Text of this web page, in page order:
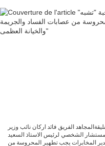
الفريق فائد اركان نائب وزير
الشخصي لرئيس الاستاذ السعيد
المخابرات يجب تطهير المحروسة من